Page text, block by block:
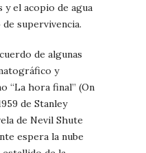
el acopio de agua
supervivencia.
de algunas
y
“La hora final” (On
de Stanley
de Nevil Shute
espera la nube